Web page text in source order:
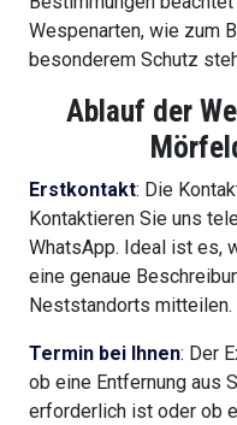
Wespenarten, wie zum
besonderem Schutz
Ablauf der
Erstkontakt: Die
Kontaktieren Sie uns
WhatsApp. Ideal ist es,
eine genaue
Neststandorts mitteilen.
Termin bei Ihnen: Der
ob eine Entfernung aus
erforderlich ist oder ob